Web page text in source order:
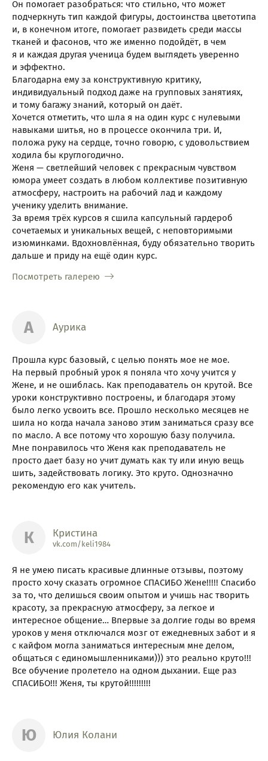
Он помогает разобраться: что стильно, что может
подчеркнуть тип каждой фигуры, достоинства цветотипа
и, в конечном итоге, помогает развидеть среди массы
тканей и фасонов, что же именно подойдёт, в чем
я и каждая другая ученица будем выглядеть уверенно
и эффектно.
Благодарна ему за конструктивную критику,
индивидуальный подход даже на групповых занятиях,
и тому багажу знаний, который он даёт.
Хочется отметить, что шла я на один курс с нулевыми
навыками шитья, но в процессе окончила три. И,
положа руку на сердце, точно говорю, с удовольствием
ходила бы круглогодично.
Женя — светлейший человек с прекрасным чувством
юмора умеет создать в любом коллективе позитивную
атмосферу, настроить на рабочий лад и каждому
ученику уделить внимание.
За время трёх курсов я сшила капсульный гардероб
сочетаемых и уникальных вещей, с неповторимыми
изюминками. Вдохновлённая, буду обязательно творить
дальше и приду на ещё один курс.
Посмотреть галерею
А Аурика
Прошла курс базовый, с целью понять мое не мое.
На первый пробный урок я поняла что хочу учится у
Жене, и не ошиблась. Как преподаватель он крутой. Все
уроки конструктивно построены, и благодаря этому
было легко усвоить все. Прошло несколько месяцев не
шила но когда начала заново этим заниматься сразу все
по масло. А все потому что хорошую базу получила.
Мне понравилось что Женя как преподаватель не
просто дает базу но учит думать как ту или иную вещь
шить, задействовать логику. Это круто. Однозначно
рекомендую его как учитель.
К Кристина
vk.com/keli1984
Я не умею писать красивые длинные отзывы, поэтому
просто хочу сказать огромное СПАСИБО Жене!!!!! Спасибо
за то, что делишься своим опытом и учишь нас творить
красоту, за прекрасную атмосферу, за легкое и
интересное общение… Впервые за долгие годы во время
уроков у меня отключался мозг от ежедневных забот и я
с кайфом могла заниматься интересным мне делом,
общаться с единомышленниками))) это реально круто!!!
Все обучение пролетело на одном дыхании. Еще раз
СПАСИБО!!! Женя, ты крутой!!!!!!!!!
Ю Юлия Колани